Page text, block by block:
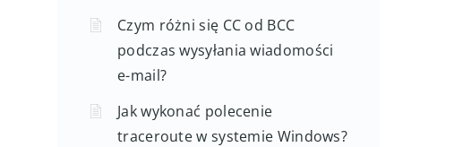
Czym różni się CC od BCC
podczas wysyłania wiadomości
e-mail?
Jak wykonać polecenie
traceroute w systemie Windows?